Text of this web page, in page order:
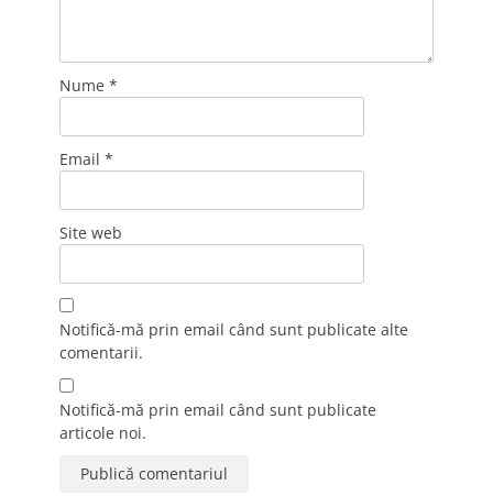
Nume *
Email *
Site web
Notifică-mă prin email când sunt publicate alte
comentarii.
Notifică-mă prin email când sunt publicate
articole noi.